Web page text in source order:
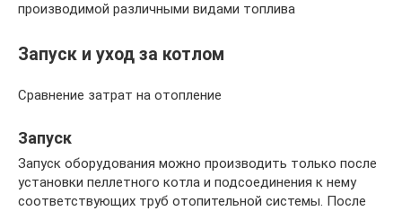
производимой различными видами топлива
Запуск и уход за котлом
Сравнение затрат на отопление
Запуск
Запуск оборудования можно производить только после
установки пеллетного котла и подсоединения к нему
соответствующих труб отопительной системы. После